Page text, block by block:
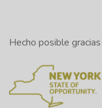
Hecho posible